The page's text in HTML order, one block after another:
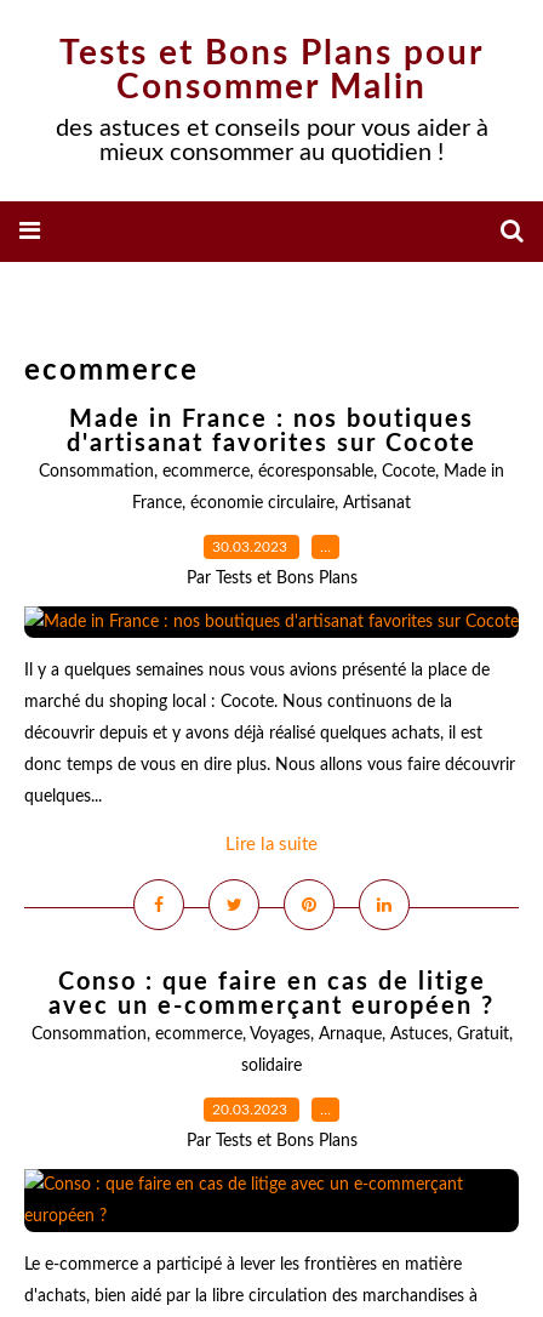
Tests et Bons Plans pour
Consommer Malin
des astuces et conseils pour vous aider à
mieux consommer au quotidien !
ecommerce
Made in France : nos boutiques
d'artisanat favorites sur Cocote
Consommation, ecommerce, écoresponsable, Cocote, Made in
France, économie circulaire, Artisanat
30.03.2023 …
Par Tests et Bons Plans
Il y a quelques semaines nous vous avions présenté la place de
marché du shoping local : Cocote. Nous continuons de la
découvrir depuis et y avons déjà réalisé quelques achats, il est
donc temps de vous en dire plus. Nous allons vous faire découvrir
quelques...
Lire la suite
Conso : que faire en cas de litige
avec un e-commerçant européen ?
Consommation, ecommerce, Voyages, Arnaque, Astuces, Gratuit,
solidaire
20.03.2023 …
Par Tests et Bons Plans
Le e-commerce a participé à lever les frontières en matière
d'achats, bien aidé par la libre circulation des marchandises à